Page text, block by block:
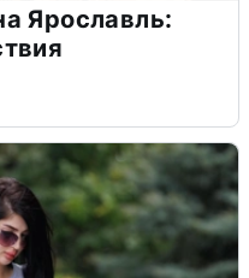
Ярославль: